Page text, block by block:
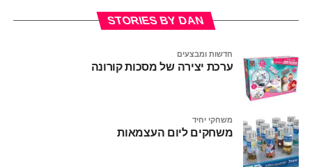
STORIES BY DAN
חדשות ומבצעים
ערכת יצירה של מסכות קורונה
משחקי יחיד
משחקים ליום העצמאות